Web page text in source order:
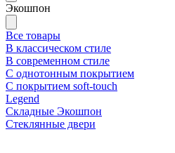
Экошпон
Все товары
В классическом стиле
В современном стиле
С однотонным покрытием
С покрытием soft-touch
Legend
Складные Экошпон
Стеклянные двери